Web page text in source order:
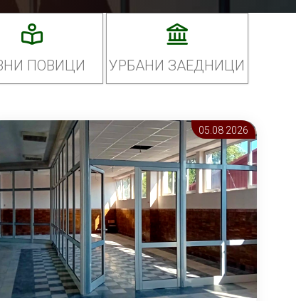
ПОВИЦИ УРБАНИ ЗАЕДНИЦИ
05.08 2026